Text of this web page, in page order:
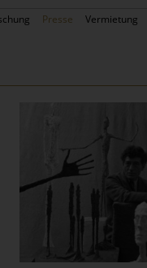
Presse Vermietung